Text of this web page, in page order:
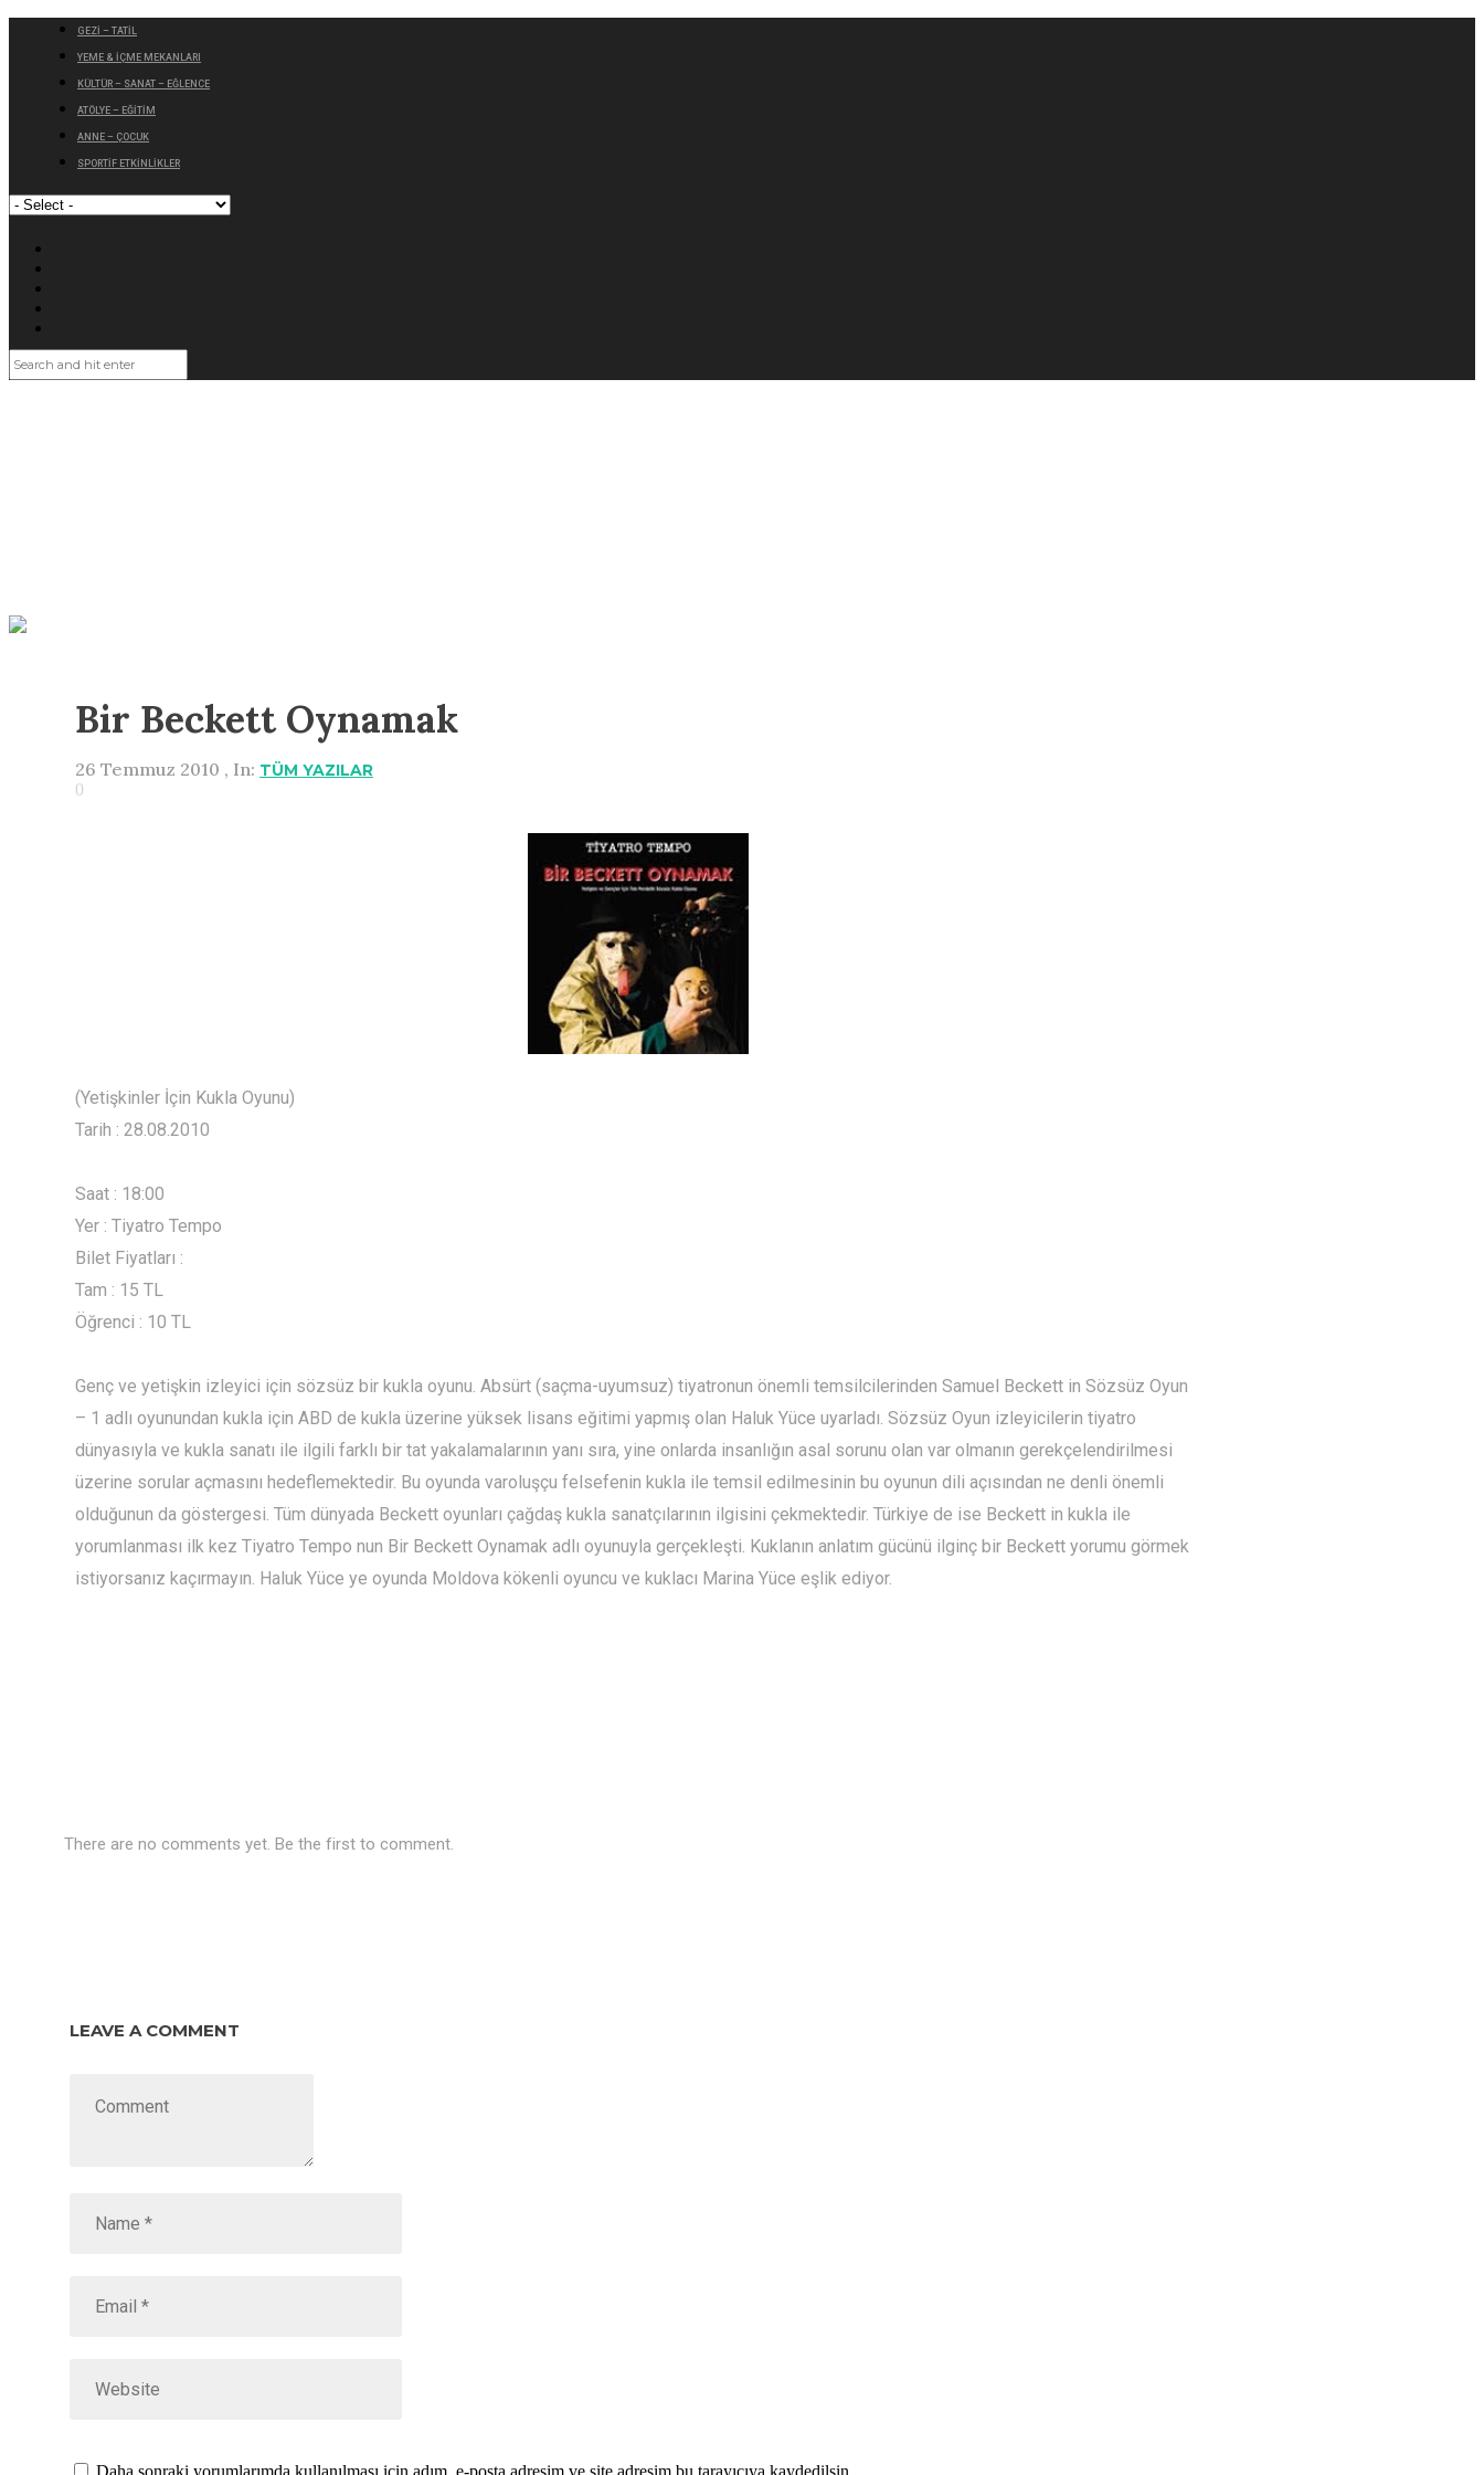
GEZİ – TATİL
YEME & İÇME MEKANLARI
KÜLTÜR – SANAT – EĞLENCE
ATÖLYE – EĞİTİM
ANNE – ÇOCUK
SPORTİF ETKİNLİKLER
Bir Beckett Oynamak
26 Temmuz 2010 , In: TÜM YAZILAR
0
(Yetişkinler İçin Kukla Oyunu)
Tarih : 28.08.2010
Saat : 18:00
Yer : Tiyatro Tempo
Bilet Fiyatları :
Tam : 15 TL
Öğrenci : 10 TL
Genç ve yetişkin izleyici için sözsüz bir kukla oyunu. Absürt (saçma-uyumsuz) tiyatronun önemli temsilcilerinden Samuel Beckett in Sözsüz Oyun
– 1 adlı oyunundan kukla için ABD de kukla üzerine yüksek lisans eğitimi yapmış olan Haluk Yüce uyarladı. Sözsüz Oyun izleyicilerin tiyatro
dünyasıyla ve kukla sanatı ile ilgili farklı bir tat yakalamalarının yanı sıra, yine onlarda insanlığın asal sorunu olan var olmanın gerekçelendirilmesi
üzerine sorular açmasını hedeflemektedir. Bu oyunda varoluşçu felsefenin kukla ile temsil edilmesinin bu oyunun dili açısından ne denli önemli
olduğunun da göstergesi. Tüm dünyada Beckett oyunları çağdaş kukla sanatçılarının ilgisini çekmektedir. Türkiye de ise Beckett in kukla ile
yorumlanması ilk kez Tiyatro Tempo nun Bir Beckett Oynamak adlı oyunuyla gerçekleşti. Kuklanın anlatım gücünü ilginç bir Beckett yorumu görmek
istiyorsanız kaçırmayın. Haluk Yüce ye oyunda Moldova kökenli oyuncu ve kuklacı Marina Yüce eşlik ediyor.
There are no comments yet. Be the first to comment.
LEAVE A COMMENT
Daha sonraki yorumlarımda kullanılması için adım, e-posta adresim ve site adresim bu tarayıcıya kaydedilsin.